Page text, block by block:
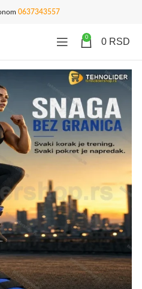
0637343557
0 0 RSD